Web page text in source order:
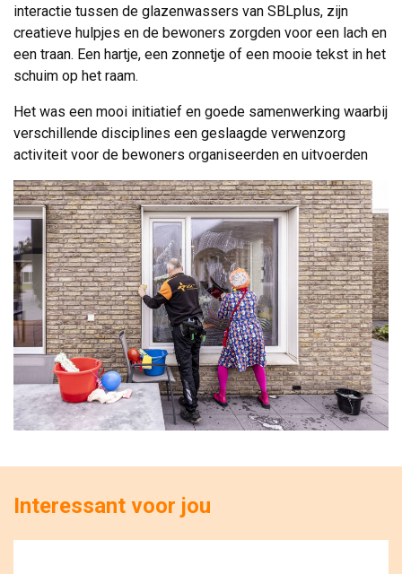
interactie tussen de glazenwassers van SBLplus, zijn
creatieve hulpjes en de bewoners zorgden voor een lach en
een traan. Een hartje, een zonnetje of een mooie tekst in het
schuim op het raam.
Het was een mooi initiatief en goede samenwerking waarbij
verschillende disciplines een geslaagde verwenzorg
activiteit voor de bewoners organiseerden en uitvoerden
Interessant voor jou